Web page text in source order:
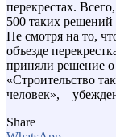
перекрестах.
500 таких решений
Не смотря на то,
объезде
приняли решение о
«Строительство
человек», –
Share